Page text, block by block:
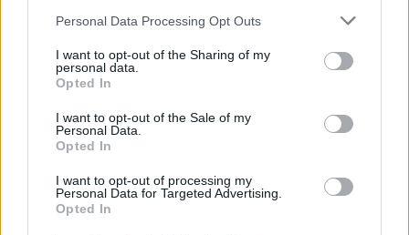
Personal Data Processing Opt Outs
I want to opt-out of the Sharing of my
personal data.
Opted In
I want to opt-out of the Sale of my
Personal Data.
Opted In
I want to opt-out of processing my
Personal Data for Targeted Advertising.
Opted In